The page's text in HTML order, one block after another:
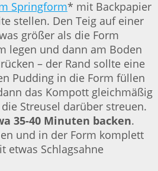
Springform* mit Backpapier
stellen. Den Teig auf einer
größer als die Form
legen und dann am Boden
– der Rand sollte eine
Pudding in die Form füllen
das Kompott gleichmäßig
Streusel darüber streuen.
35-40 Minuten backen.
und in der Form komplett
etwas Schlagsahne